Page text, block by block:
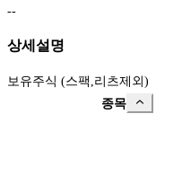
--
상세설명
보유주식 (스팩,리츠제외)
종목